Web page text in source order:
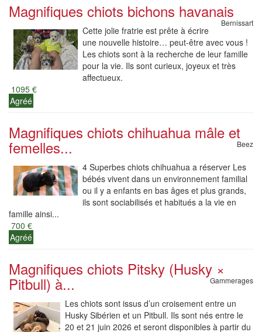
Magnifiques chiots bichons havanais
Bernissart
Cette jolie fratrie est prête à écrire
une nouvelle histoire… peut-être avec vous !
Les chiots sont à la recherche de leur famille
pour la vie. Ils sont curieux, joyeux et très
affectueux.
1095 €
Agréé
Magnifiques chiots chihuahua mâle et
femelles... Beez
4 Superbes chiots chihuahua a réserver Les
bébés vivent dans un environnement familial
ou il y a enfants en bas âges et plus grands,
ils sont sociabilisés et habitués a la vie en
famille ainsi...
700 €
Agréé
Magnifiques chiots Pitsky (Husky ×
Pitbull) à... Gammerages
Les chiots sont issus d’un croisement entre un
Husky Sibérien et un Pitbull. Ils sont nés entre le
20 et 21 juin 2026 et seront disponibles à partir du